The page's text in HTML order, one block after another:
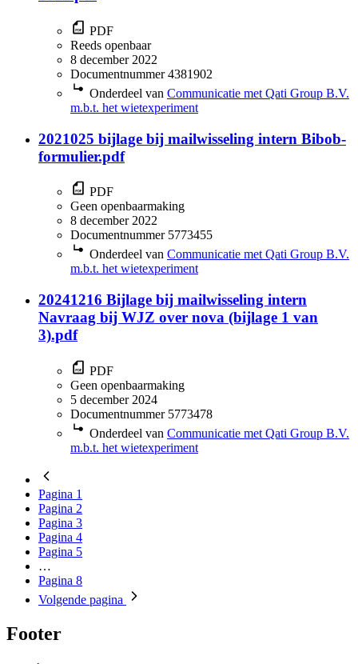
PDF
Reeds openbaar
8 december 2022
Documentnummer 4381902
Onderdeel van Communicatie met Qati Group B.V.
m.b.t. het wietexperiment
2021025 bijlage bij mailwisseling intern Bibob-
formulier.pdf
PDF
Geen openbaarmaking
8 december 2022
Documentnummer 5773455
Onderdeel van Communicatie met Qati Group B.V.
m.b.t. het wietexperiment
20241216 Bijlage bij mailwisseling intern
Navraag bij WJZ over nova (bijlage 1 van
3).pdf
PDF
Geen openbaarmaking
5 december 2024
Documentnummer 5773478
Onderdeel van Communicatie met Qati Group B.V.
m.b.t. het wietexperiment
Pagina 1
Pagina 2
Pagina 3
Pagina 4
Pagina 5
…
Pagina 8
Volgende pagina
Footer